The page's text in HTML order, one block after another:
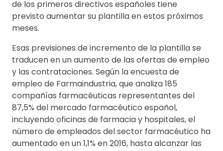
de los primeros directivos españoles tiene
previsto aumentar su plantilla en estos próximos
meses.
Esas previsiones de incremento de la plantilla se
traducen en un aumento de las ofertas de empleo
y las contrataciones. Según la encuesta de
empleo de Farmaindustria, que analiza 185
compañías farmacéuticas representantes del
87,5% del mercado farmacéutico español,
incluyendo oficinas de farmacia y hospitales, el
número de empleados del sector farmacéutico ha
aumentado en un 1,1% en 2016, hasta alcanzar las